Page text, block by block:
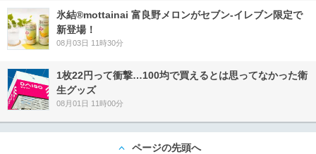
氷結®mottainai 富良野メロンがセブン‐イレブン限定で
新登場！
08月03日 11時30分
1枚22円って衝撃…100均で買えるとは思ってなかった衛
生グッズ
08月01日 11時00分
ページの先頭へ